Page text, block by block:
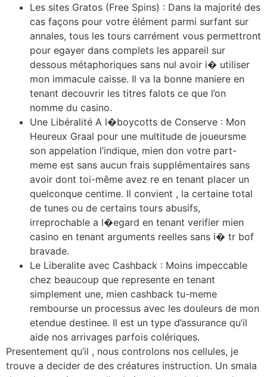
Les sites Gratos (Free Spins) : Dans la majorité des
cas façons pour votre élément parmi surfant sur
annales, tous les tours carrément vous permettront
pour egayer dans complets les appareil sur
dessous métaphoriques sans nul avoir i� utiliser
mon immacule caisse. Il va la bonne maniere en
tenant decouvrir les titres falots ce que l’on
nomme du casino.
Une Libéralité A l�boycotts de Conserve : Mon
Heureux Graal pour une multitude de joueursme
son appelation l’indique, mien don votre part-
meme est sans aucun frais supplémentaires sans
avoir dont toi-même avez re en tenant placer un
quelconque centime. Il convient , la certaine total
de tunes ou de certains tours abusifs,
irreprochable a l�egard en tenant verifier mien
casino en tenant arguments reelles sans i� tr bof
bravade.
Le Liberalite avec Cashback : Moins impeccable
chez beaucoup que represente en tenant
simplement une, mien cashback tu-meme
rembourse un processus avec les douleurs de mon
etendue destinee. Il est un type d’assurance qu’il
aide nos arrivages parfois colériques.
Presentement qu’il , nous controlons nos cellules, je
trouve a decider de des créatures instruction. Un smala